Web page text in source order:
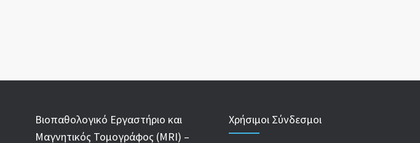
Βιοπαθολογικό Εργαστήριο και
Μαγνητικός Τομογράφος (MRI) –
Χρήσιμοι Σύνδεσμοι